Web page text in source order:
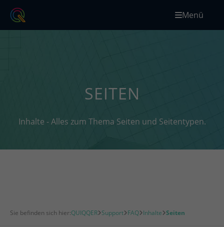
Menü
SEITEN
Inhalte - Alles zum Thema Seiten und Seitentypen.
Sie befinden sich hier:QUIQQER Support FAQ Inhalte Seiten